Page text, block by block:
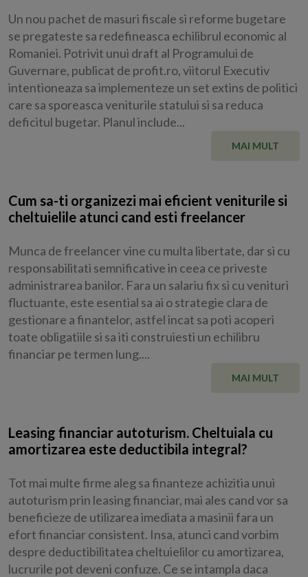
Un nou pachet de masuri fiscale si reforme bugetare
se pregateste sa redefineasca echilibrul economic al
Romaniei. Potrivit unui draft al Programului de
Guvernare, publicat de profit.ro, viitorul Executiv
intentioneaza sa implementeze un set extins de politici
care sa sporeasca veniturile statului si sa reduca
deficitul bugetar. Planul include...
MAI MULT
Cum sa-ti organizezi mai eficient veniturile si
cheltuielile atunci cand esti freelancer
Munca de freelancer vine cu multa libertate, dar si cu
responsabilitati semnificative in ceea ce priveste
administrarea banilor. Fara un salariu fix si cu venituri
fluctuante, este esential sa ai o strategie clara de
gestionare a finantelor, astfel incat sa poti acoperi
toate obligatiile si sa iti construiesti un echilibru
financiar pe termen lung....
MAI MULT
Leasing financiar autoturism. Cheltuiala cu
amortizarea este deductibila integral?
Tot mai multe firme aleg sa finanteze achizitia unui
autoturism prin leasing financiar, mai ales cand vor sa
beneficieze de utilizarea imediata a masinii fara un
efort financiar consistent. Insa, atunci cand vorbim
despre deductibilitatea cheltuielilor cu amortizarea,
lucrurile pot deveni confuze. Ce se intampla daca